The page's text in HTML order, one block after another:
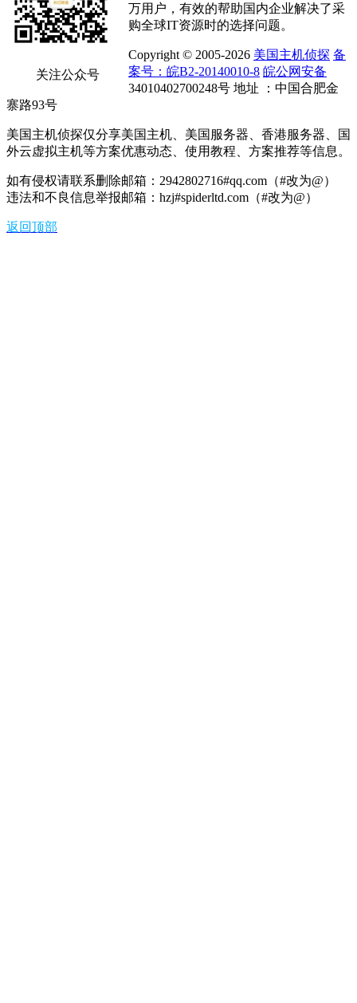
关注公众号
万用户，有效的帮助国内企业解决了采
购全球IT资源时的选择问题。
Copyright © 2005-2026 美国主机侦探 备
案号：皖B2-20140010-8 皖公网安备
34010402700248号 地址 ：中国合肥金
寨路93号
美国主机侦探仅分享美国主机、美国服务器、香港服务器、国
外云虚拟主机等方案优惠动态、使用教程、方案推荐等信息。
如有侵权请联系删除邮箱：2942802716#qq.com（#改为@）
违法和不良信息举报邮箱：hzj#spiderltd.com（#改为@）
返回顶部